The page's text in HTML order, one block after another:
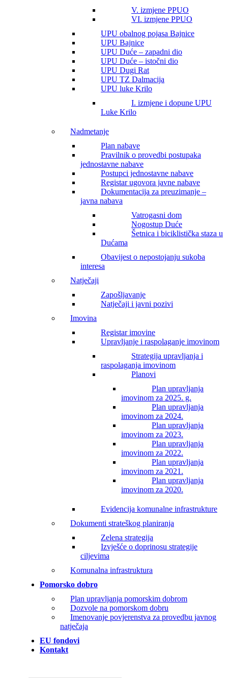
V. izmjene PPUO
VI. izmjene PPUO
UPU obalnog pojasa Bajnice
UPU Bajnice
UPU Duće – zapadni dio
UPU Duće – istočni dio
UPU Dugi Rat
UPU TZ Dalmacija
UPU luke Krilo
I. izmjene i dopune UPU
Luke Krilo
Nadmetanje
Plan nabave
Pravilnik o provedbi postupaka
jednostavne nabave
Postupci jednostavne nabave
Registar ugovora javne nabave
Dokumentacija za preuzimanje –
javna nabava
Vatrogasni dom
Nogostup Duće
Šetnica i biciklistička staza u
Dućama
Obavijest o nepostojanju sukoba
interesa
Natječaji
Zapošljavanje
Natječaji i javni pozivi
Imovina
Registar imovine
Upravljanje i raspolaganje imovinom
Strategija upravljanja i
raspolaganja imovinom
Planovi
Plan upravljanja
imovinom za 2025. g.
Plan upravljanja
imovinom za 2024.
Plan upravljanja
imovinom za 2023.
Plan upravljanja
imovinom za 2022.
Plan upravljanja
imovinom za 2021.
Plan upravljanja
imovinom za 2020.
Evidencija komunalne infrastrukture
Dokumenti strateškog planiranja
Zelena strategija
Izvješće o doprinosu strategije
ciljevima
Komunalna infrastruktura
Pomorsko dobro
Plan upravljanja pomorskim dobrom
Dozvole na pomorskom dobru
Imenovanje povjerenstva za provedbu javnog
natječaja
EU fondovi
Kontakt